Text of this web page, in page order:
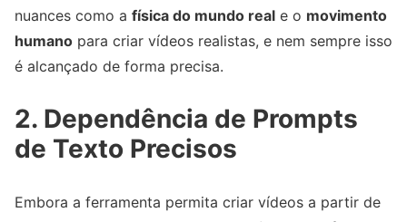
nuances como a física do mundo real e o movimento
humano para criar vídeos realistas, e nem sempre isso
é alcançado de forma precisa.
2. Dependência de Prompts
de Texto Precisos
Embora a ferramenta permita criar vídeos a partir de